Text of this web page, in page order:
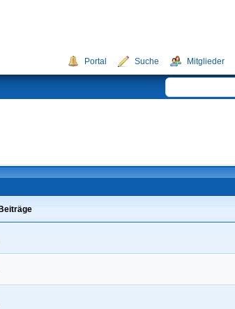
Portal Suche Mitglieder